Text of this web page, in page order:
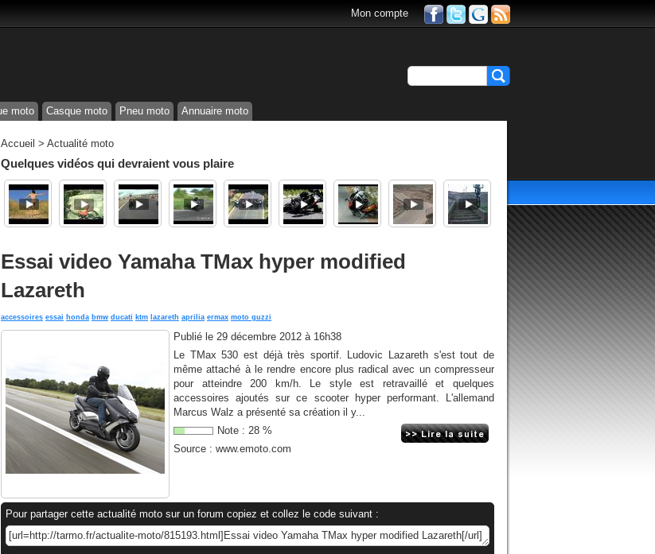
Mon compte
moto Casque moto Pneu moto Annuaire moto
Accueil > Actualité moto
Quelques vidéos qui devraient vous plaire
Essai video Yamaha TMax hyper modified
Lazareth
accessoires essai honda bmw ducati ktm lazareth aprilia ermax moto guzzi
Publié le 29 décembre 2012 à 16h38
Le TMax 530 est déjà très sportif. Ludovic Lazareth s'est tout de
même attaché à le rendre encore plus radical avec un compresseur
pour atteindre 200 km/h. Le style est retravaillé et quelques
accessoires ajoutés sur ce scooter hyper performant. L'allemand
Marcus Walz a présenté sa création il y...
Note : 28 %
Source : www.emoto.com
Pour partager cette actualité moto sur un forum copiez et collez le code suivant :